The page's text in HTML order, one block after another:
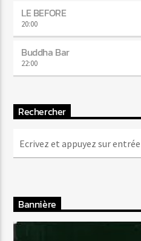
LE BEFORE
20:00
Buddha Bar
22:00
Rechercher
Bannière